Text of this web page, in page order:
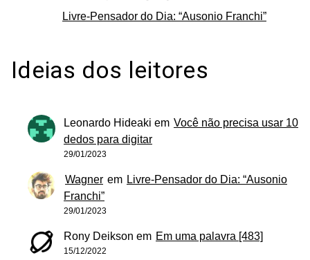
Livre-Pensador do Dia: “Ausonio Franchi”
Ideias dos leitores
Leonardo Hideaki em Você não precisa usar 10
dedos para digitar
29/01/2023
Wagner em Livre-Pensador do Dia: “Ausonio
Franchi”
29/01/2023
Rony Deikson em Em uma palavra [483]
15/12/2022